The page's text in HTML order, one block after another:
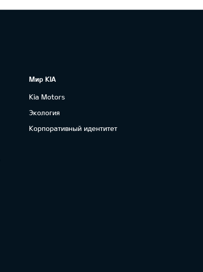
Мир KIA
Kia Motors
Экология
Корпоративный идентитет